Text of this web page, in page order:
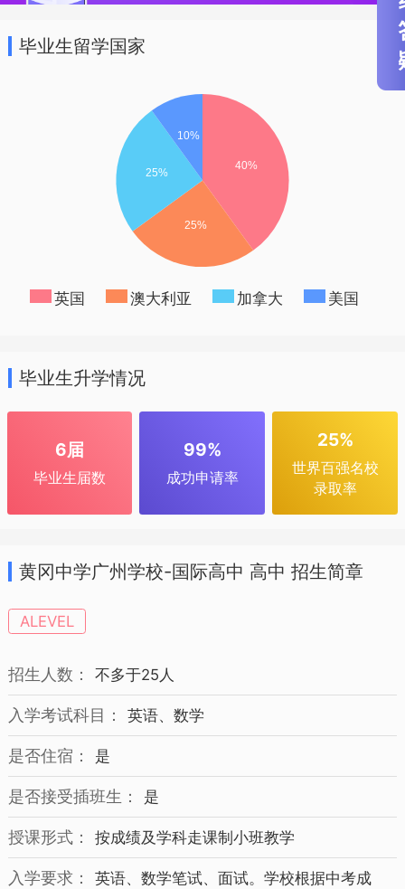
毕业生留学国家
英国 澳大利亚 加拿大 美国
毕业生升学情况
6届
毕业生届数
99%
成功申请率
25%
世界百强名校
录取率
黄冈中学广州学校-国际高中 高中 招生简章
ALEVEL
招生人数： 不多于25人
入学考试科目： 英语、数学
是否住宿： 是
是否接受插班生： 是
授课形式： 按成绩及学科走课制小班教学
入学要求： 英语、数学笔试、面试。学校根据中考成